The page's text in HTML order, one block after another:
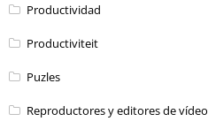
Productividad
Productiviteit
Puzles
Reproductores y editores de vídeo